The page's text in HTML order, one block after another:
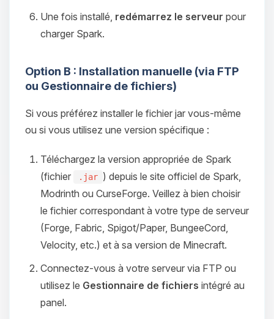
Une fois installé, redémarrez le serveur pour
charger Spark.
Option B : Installation manuelle (via FTP
ou Gestionnaire de fichiers)
Si vous préférez installer le fichier jar vous-même
ou si vous utilisez une version spécifique :
Téléchargez la version appropriée de Spark
(fichier
.jar ) depuis le site officiel de Spark,
Modrinth ou CurseForge. Veillez à bien choisir
le fichier correspondant à votre type de serveur
(Forge, Fabric, Spigot/Paper, BungeeCord,
Velocity, etc.) et à sa version de Minecraft.
Connectez-vous à votre serveur via FTP ou
utilisez le Gestionnaire de fichiers intégré au
panel.